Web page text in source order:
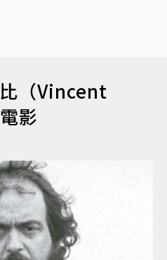
（Vincent
影